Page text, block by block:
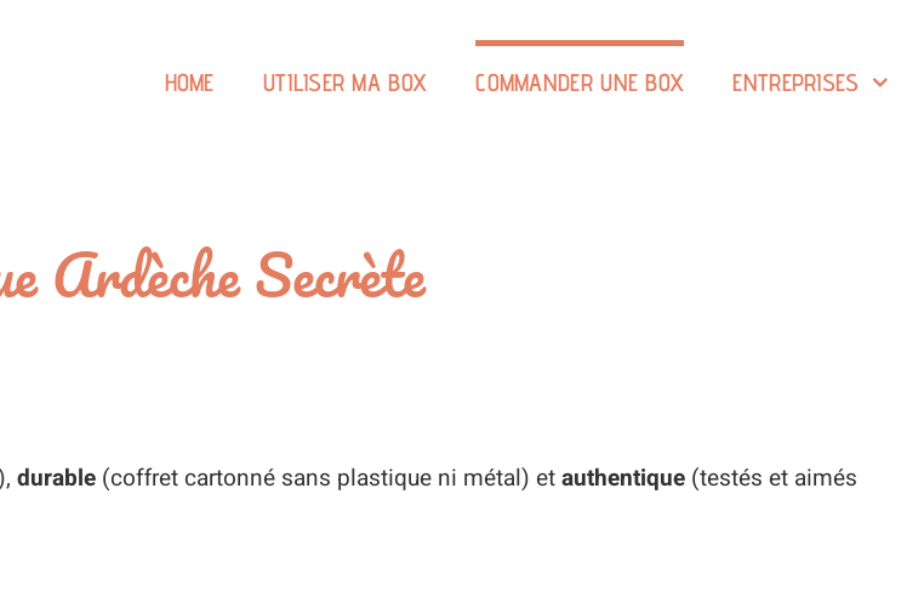
HOME UTILISER MA BOX COMMANDER UNE BOX ENTREPRISES
Ardèche Secrète
durable (coffret cartonné sans plastique ni métal) etauthentique(testés et aimés